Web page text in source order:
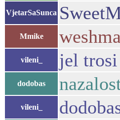
VjetarSaSunca
Mmike
vileni_ jel
dodobas
vileni_